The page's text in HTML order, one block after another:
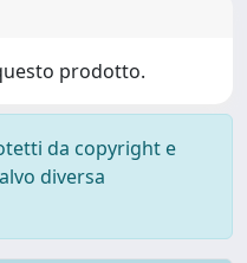
prodotto.
da copyright e
diversa